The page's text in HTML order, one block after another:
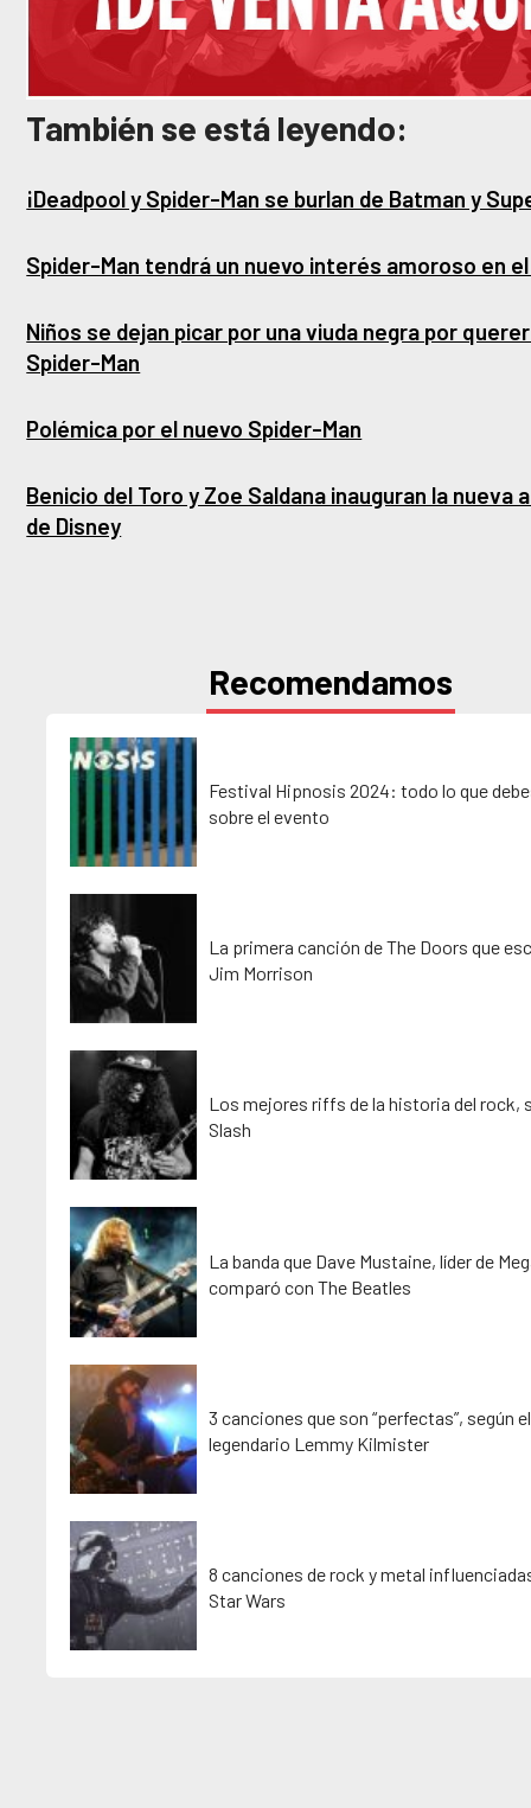
También se está leyendo:
¡Deadpool y Spider-Man se burlan de Batman y
Spider-Man tendrá un nuevo interés amoroso en el
Niños se dejan picar por una viuda negra por
Spider-Man
Polémica por el nuevo Spider-Man
Benicio del Toro y Zoe Saldana inauguran la nueva
de Disney
Recomendamos
Festival Hipnosis 2024: todo lo que
sobre el evento
La primera canción de The Doors que
Jim Morrison
Los mejores riffs de la historia del rock,
Slash
La banda que Dave Mustaine, líder de
comparó con The Beatles
3 canciones que son “perfectas”, según el
legendario Lemmy Kilmister
8 canciones de rock y metal
Star Wars